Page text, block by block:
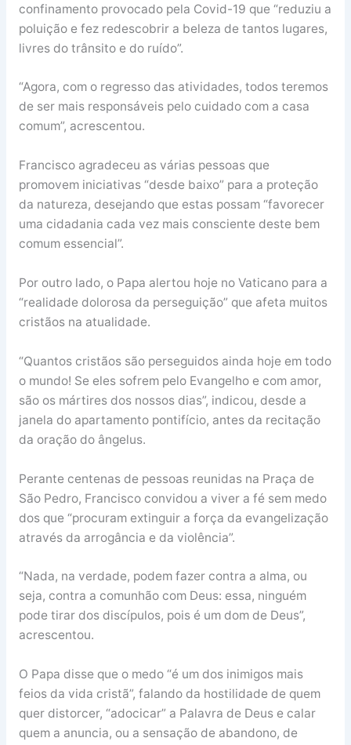
confinamento provocado pela Covid-19 que “reduziu a
poluição e fez redescobrir a beleza de tantos lugares,
livres do trânsito e do ruído”.
“Agora, com o regresso das atividades, todos teremos
de ser mais responsáveis pelo cuidado com a casa
comum”, acrescentou.
Francisco agradeceu as várias pessoas que
promovem iniciativas “desde baixo” para a proteção
da natureza, desejando que estas possam “favorecer
uma cidadania cada vez mais consciente deste bem
comum essencial”.
Por outro lado, o Papa alertou hoje no Vaticano para a
“realidade dolorosa da perseguição” que afeta muitos
cristãos na atualidade.
“Quantos cristãos são perseguidos ainda hoje em todo
o mundo! Se eles sofrem pelo Evangelho e com amor,
são os mártires dos nossos dias”, indicou, desde a
janela do apartamento pontifício, antes da recitação
da oração do ângelus.
Perante centenas de pessoas reunidas na Praça de
São Pedro, Francisco convidou a viver a fé sem medo
dos que “procuram extinguir a força da evangelização
através da arrogância e da violência”.
“Nada, na verdade, podem fazer contra a alma, ou
seja, contra a comunhão com Deus: essa, ninguém
pode tirar dos discípulos, pois é um dom de Deus”,
acrescentou.
O Papa disse que o medo “é um dos inimigos mais
feios da vida cristã”, falando da hostilidade de quem
quer distorcer, “adocicar” a Palavra de Deus e calar
quem a anuncia, ou a sensação de abandono, de